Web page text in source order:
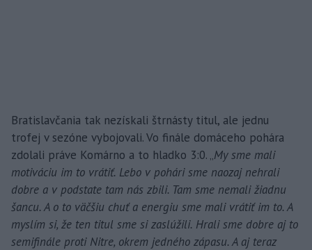
Bratislavčania tak nezískali štrnásty titul, ale jednu
trofej v sezóne vybojovali. Vo finále domáceho pohára
zdolali práve Komárno a to hladko 3:0. „My sme mali
motiváciu im to vrátiť. Lebo v pohári sme naozaj nehrali
dobre a v podstate tam nás zbili. Tam sme nemali žiadnu
šancu. A o to väčšiu chuť a energiu sme mali vrátiť im to. A
myslím si, že ten titul sme si zaslúžili. Hrali sme dobre aj to
semifinále proti Nitre, okrem jedného zápasu. A aj teraz